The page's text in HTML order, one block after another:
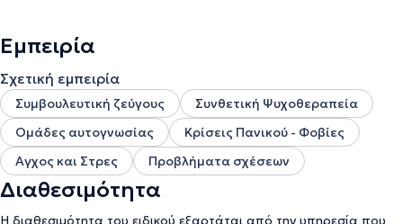
πνεύμα. Η επιστημονική ομάδα του κέντρου απαρτίζεται από
έμπειρους επαγγελματίες ψυχικής υγείας, όπως ο Ψυχολόγος
Ζαχαριάς Λουκάς-Ίαν
εργάζονται με συνέπεια και ευαισθησία για τη δημιουργία
εξατομικευμένων θεραπευτικών πλάνων. Κοινός στόχος είναι η
ουσιαστική υποστήριξη του κάθε ανθρώπου στο ταξίδι της
αυτογνωσίας και της εσωτερικής μεταμόρφωσης. Στο Harmonylife
προσφέρονται υπηρεσίες όπως Ατομικές συνεδρίες
ψυχοθεραπείας και συμβουλευτικής, Συνεδρίες υπνοθεραπείας &
κλινικής ύπνωσης, Συμβουλευτική γονέων και θεραπεία
Εμπειρία
Σχετική εμπειρία
Συμβουλευτική ζεύγους
Συνθετική Ψυχοθεραπεία
Ομάδες αυτογνωσίας
Κρίσεις Πανικού - Φοβίες
Αγχος και Στρες
Προβλήματα σχέσεων
Διαθεσιμότητα
Η διαθεσιμότητα του ειδικού εξαρτάται από την υπηρεσία που